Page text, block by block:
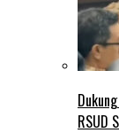
RSUD